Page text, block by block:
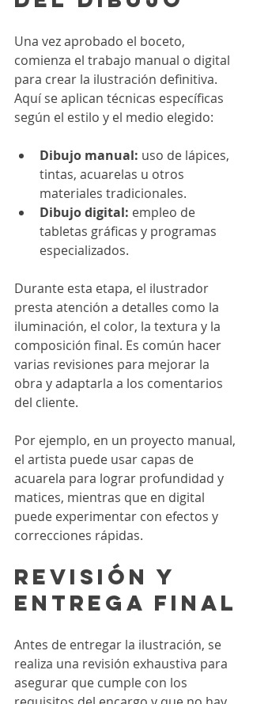
Una vez aprobado el boceto,
comienza el trabajo manual o digital
para crear la ilustración definitiva.
Aquí se aplican técnicas específicas
según el estilo y el medio elegido:
Dibujo manual: uso de lápices,
tintas, acuarelas u otros
materiales tradicionales.
Dibujo digital: empleo de
tabletas gráficas y programas
especializados.
Durante esta etapa, el ilustrador
presta atención a detalles como la
iluminación, el color, la textura y la
composición final. Es común hacer
varias revisiones para mejorar la
obra y adaptarla a los comentarios
del cliente.
Por ejemplo, en un proyecto manual,
el artista puede usar capas de
acuarela para lograr profundidad y
matices, mientras que en digital
puede experimentar con efectos y
correcciones rápidas.
Revisión y
entrega final
Antes de entregar la ilustración, se
realiza una revisión exhaustiva para
asegurar que cumple con los